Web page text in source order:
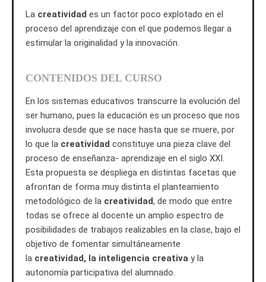
La creatividad es un factor poco explotado en el
proceso del aprendizaje con el que podemos llegar a
estimular la originalidad y la innovación.
CONTENIDOS DEL CURSO
En los sistemas educativos transcurre la evolución del
ser humano, pues la educación es un proceso que nos
involucra desde que se nace hasta que se muere, por
lo que la creatividad constituye una pieza clave del
proceso de enseñanza- aprendizaje en el siglo XXI.
Esta propuesta se despliega en distintas facetas que
afrontan de forma muy distinta el planteamiento
metodológico de la creatividad, de modo que entre
todas se ofrece al docente un amplio espectro de
posibilidades de trabajos realizables en la clase, bajo el
objetivo de fomentar simultáneamente
la creatividad, la inteligencia creativa y la
autonomía participativa del alumnado.